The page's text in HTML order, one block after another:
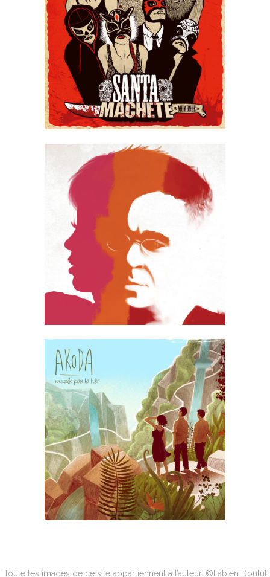
Toute les images de ce site appartiennent à l’auteur. ©Fabien Doulut